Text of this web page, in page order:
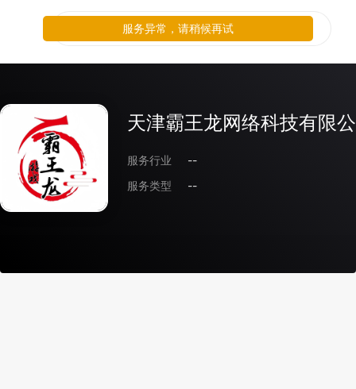
天津霸王龙网络科技有限
服务行业
--
服务类型
--
服务异常，请稍候再试